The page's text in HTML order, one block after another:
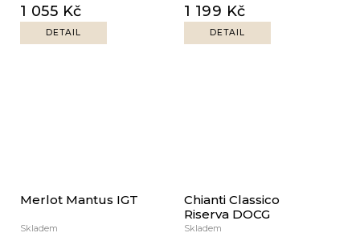
1 055 Kč
DETAIL
1 199 Kč
DETAIL
Merlot Mantus IGT
Skladem
Chianti Classico
Riserva DOCG
Skladem